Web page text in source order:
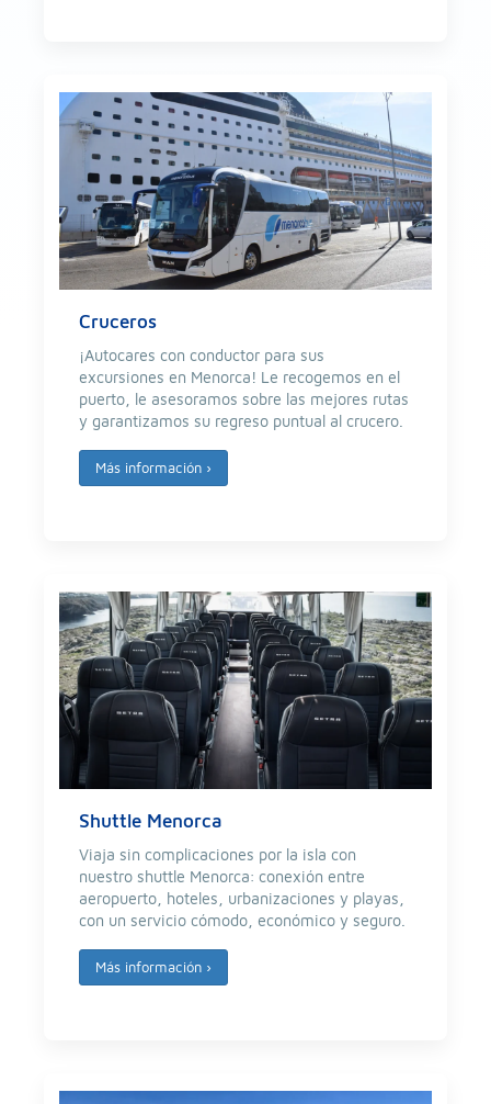
Cruceros
¡Autocares con conductor para sus
excursiones en Menorca! Le recogemos en el
puerto, le asesoramos sobre las mejores rutas
y garantizamos su regreso puntual al crucero.
Más información ›
Shuttle Menorca
Viaja sin complicaciones por la isla con
nuestro shuttle Menorca: conexión entre
aeropuerto, hoteles, urbanizaciones y playas,
con un servicio cómodo, económico y seguro.
Más información ›